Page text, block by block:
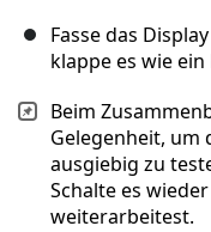
Fasse das
klappe es wie ein
Beim
Gelegenheit, um
ausgiebig zu
Schalte es
weiterarbeitest.